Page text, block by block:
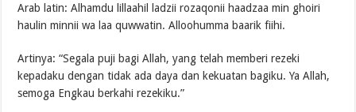
Arab latin: Alhamdu lillaahil ladzii rozaqonii haadzaa min ghoiri
haulin minnii wa laa quwwatin. Alloohumma baarik fiihi.
Artinya: “Segala puji bagi Allah, yang telah memberi rezeki
kepadaku dengan tidak ada daya dan kekuatan bagiku. Ya Allah,
semoga Engkau berkahi rezekiku.”